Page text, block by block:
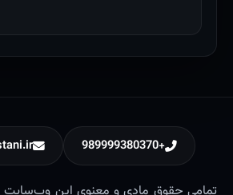
+989999380370